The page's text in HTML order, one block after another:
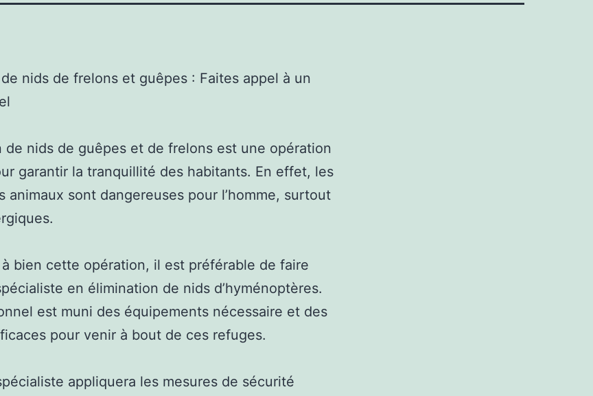
nids de frelons et guêpes : Faites appel à un
de nids de guêpes et de frelons est une opération
garantir la tranquillité des habitants. En effet, les
animaux sont dangereuses pour l’homme, surtout
bien cette opération, il est préférable de faire
en élimination de nids d’hyménoptères.
est muni des équipements nécessaire et des
pour venir à bout de ces refuges.
appliquera les mesures de sécurité